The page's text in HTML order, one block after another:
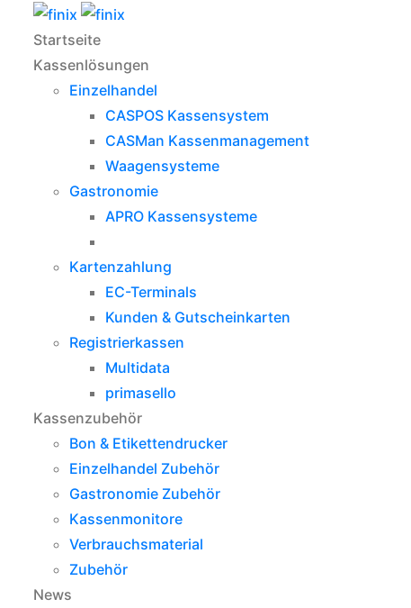
Startseite
Kassenlösungen
Einzelhandel
CASPOS Kassensystem
CASMan Kassenmanagement
Waagensysteme
Gastronomie
APRO Kassensysteme
Kartenzahlung
EC-Terminals
Kunden & Gutscheinkarten
Registrierkassen
Multidata
primasello
Kassenzubehör
Bon & Etikettendrucker
Einzelhandel Zubehör
Gastronomie Zubehör
Kassenmonitore
Verbrauchsmaterial
Zubehör
News